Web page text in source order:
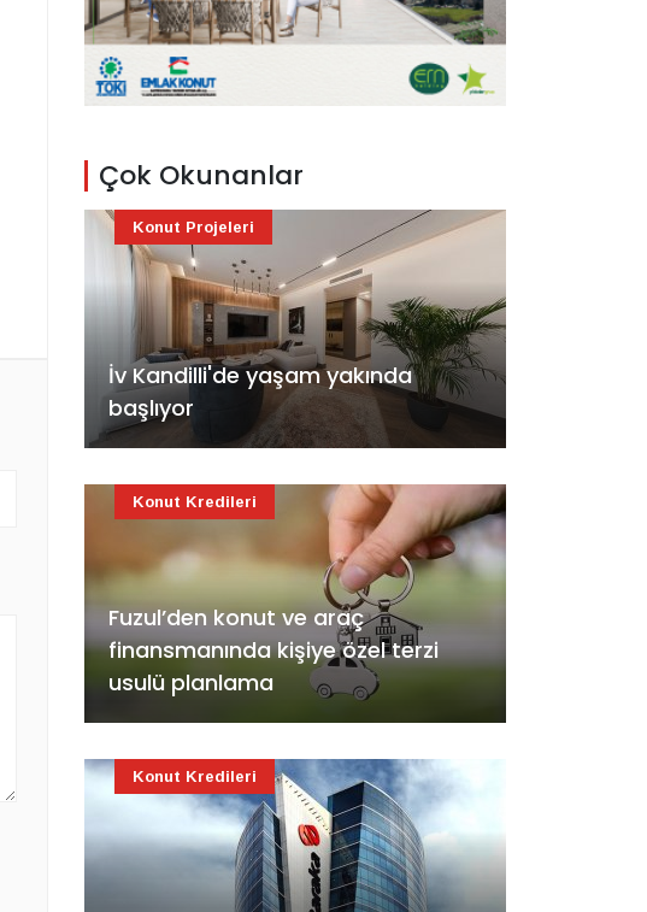
Çok Okunanlar
İv Kandilli'de yaşam yakında
başlıyor
Konut Projeleri
Fuzul’den konut ve araç
finansmanında kişiye özel terzi
usulü planlama
Konut Kredileri
Konut Kredileri